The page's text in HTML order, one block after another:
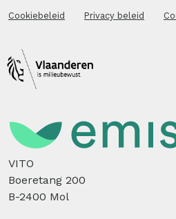
Cookiebeleid Privacy beleid
VITO
Boeretang 200
B-2400 Mol